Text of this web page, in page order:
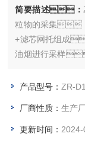
简要描述：
粒物的采集
+滤芯网托组成
油烟进行采样
产品型号：ZR-
厂商性质：生产
更新时间：